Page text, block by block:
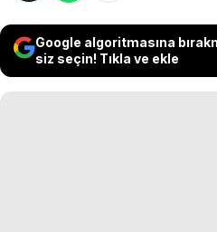
Google algoritmasına
siz seçin! Tıkla ve ekle